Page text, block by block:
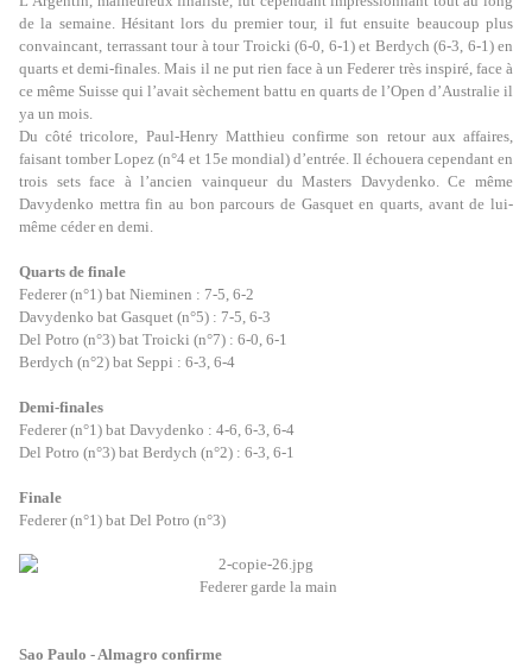
de la semaine. Hésitant lors du premier tour, il fut ensuite beaucoup plus
convaincant, terrassant tour à tour Troicki (6-0, 6-1) et Berdych (6-3, 6-1) en
quarts et demi-finales. Mais il ne put rien face à un Federer très inspiré, face à
ce même Suisse qui l’avait sèchement battu en quarts de l’Open d’Australie il
ya un mois.
Du côté tricolore, Paul-Henry Matthieu confirme son retour aux affaires,
faisant tomber Lopez (n°4 et 15e mondial) d’entrée. Il échouera cependant en
trois sets face à l’ancien vainqueur du Masters Davydenko. Ce même
Davydenko mettra fin au bon parcours de Gasquet en quarts, avant de lui-
même céder en demi.
Quarts de finale
Federer (n°1) bat Nieminen : 7-5, 6-2
Davydenko bat Gasquet (n°5) : 7-5, 6-3
Del Potro (n°3) bat Troicki (n°7) : 6-0, 6-1
Berdych (n°2) bat Seppi : 6-3, 6-4
Demi-finales
Federer (n°1) bat Davydenko : 4-6, 6-3, 6-4
Del Potro (n°3) bat Berdych (n°2) : 6-3, 6-1
Finale
Federer (n°1) bat Del Potro (n°3)
Federer garde la main
Sao Paulo - Almagro confirme